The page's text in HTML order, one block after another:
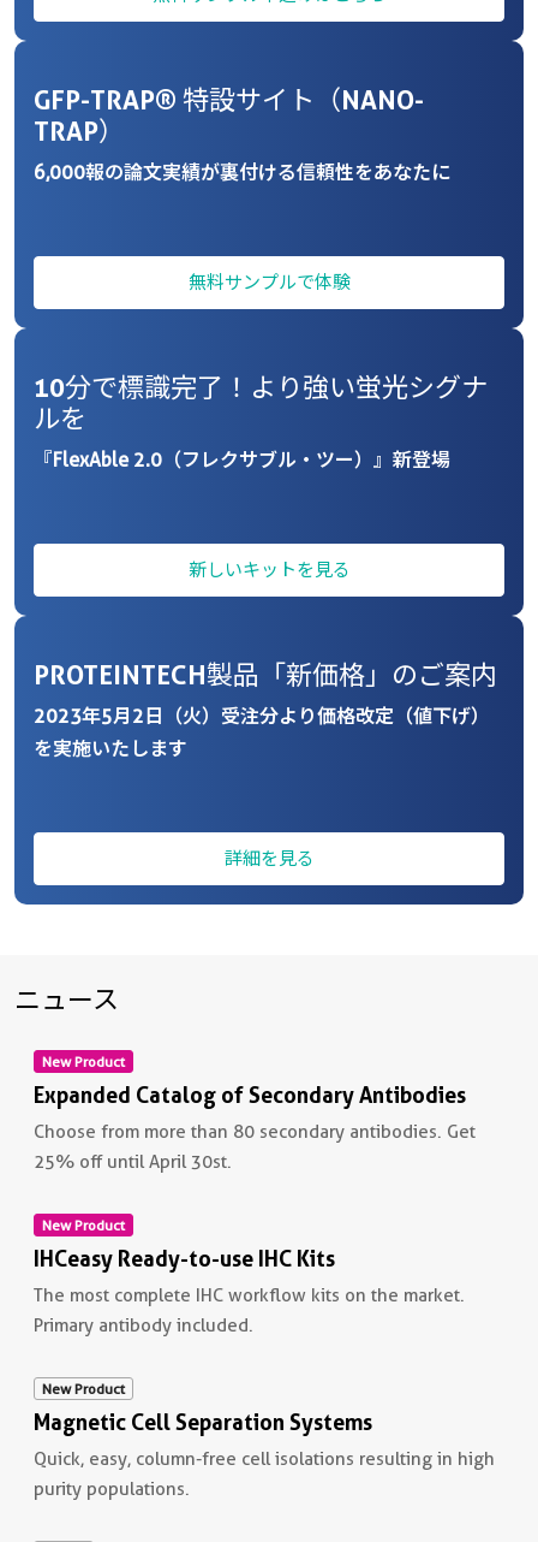
GFP-TRAP® 特設サイト（NANO-
TRAP）
6,000報の論文実績が裏付ける信頼性をあなたに
無料サンプルで体験
10分で標識完了！より強い蛍光シグナ
ルを
『FlexAble 2.0（フレクサブル・ツー）』新登場
新しいキットを見る
PROTEINTECH製品「新価格」のご案内
2023年5月2日（火）受注分より価格改定（値下げ）
を実施いたします
詳細を見る
ニュース
New Product
Expanded Catalog of Secondary Antibodies
Choose from more than 80 secondary antibodies. Get
25% off until April 30st.
Non visible text
New Product
IHCeasy Ready-to-use IHC Kits
The most complete IHC workflow kits on the market.
Primary antibody included.
Non visible text
New Product
Magnetic Cell Separation Systems
Quick, easy, column-free cell isolations resulting in high
purity populations.